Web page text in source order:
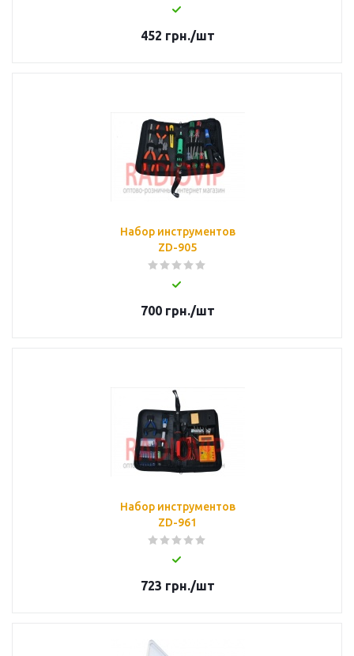
452 грн./шт
Набор инструментов
ZD-905
700грн./шт
Набор инструментов
ZD-961
723 грн./шт